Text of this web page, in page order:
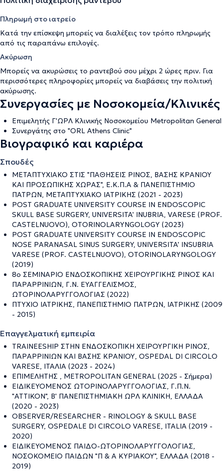
Πληρωμή στο ιατρείο
Κατά την επίσκεψη μπορείς να διαλέξεις τον τρόπο πληρωμής
από τις παραπάνω επιλογές.
Ακύρωση
Μπορείς να ακυρώσεις το ραντεβού σου μέχρι 2 ώρες πριν. Για
περισσότερες πληροφορίες μπορείς να διαβάσεις την πολιτική
ακύρωσης.
Συνεργασίες με Νοσοκομεία/Κλινικές
Επιμελητής Γ'ΩΡΛ Κλινικής Νοσοκομείου Metropolitan General
Συνεργάτης στο "ORL Athens Clinic"
Βιογραφικό και καριέρα
Σπουδές
ΜΕΤΑΠΤΥΧΙΑΚΟ ΣΤΙΣ "ΠΑΘΗΣΕΙΣ ΡΙΝΟΣ, ΒΑΣΗΣ ΚΡΑΝΙΟΥ
ΚΑΙ ΠΡΟΣΩΠΙΚΗΣ ΧΩΡΑΣ", Ε.Κ.Π.Α & ΠΑΝΕΠΙΣΤΗΜΙΟ
ΠΑΤΡΩΝ, ΜΕΤΑΠΤΥΧΙΑΚΟ ΙΑΤΡΙΚΗΣ (2021 - 2023)
POST GRADUATE UNIVERSITY COURSE IN ENDOSCOPIC
SKULL BASE SURGERY, UNIVERSITA' INUBRIA, VARESE (PROF.
CASTELNUOVO), OTORINOLARYNGOLOGY (2023)
POST GRADUATE UNIVERSITY COURSE IN ENDOSCOPIC
NOSE PARANASAL SINUS SURGERY, UNIVERSITA' INSUBRIA
VARESE (PROF. CASTELNUOVO), OTORINOLARYNGOLOGY
(2019)
8o ΣΕΜΙΝΑΡΙΟ ΕΝΔΟΣΚΟΠΙΚΗΣ ΧΕΙΡΟΥΡΓΙΚΗΣ ΡΙΝΟΣ ΚΑΙ
ΠΑΡΑΡΡΙΝΙΩΝ, Γ.Ν. ΕΥΑΓΓΕΛΙΣΜΟΣ,
ΩΤΟΡΙΝΟΛΑΡΥΓΓΟΛΟΓΙΑΣ (2022)
ΠΤΥΧΙΟ ΙΑΤΡΙΚΗΣ, ΠΑΝΕΠΙΣΤΗΜΙΟ ΠΑΤΡΩΝ, ΙΑΤΡΙΚΗΣ (2009
- 2015)
Επαγγελματική εμπειρία
TRAINEESHIP ΣΤΗΝ ΕΝΔΟΣΚΟΠΙΚΗ ΧΕΙΡΟΥΡΓΙΚΗ ΡΙΝΟΣ,
ΠΑΡΑΡΡΙΝΙΩΝ ΚΑΙ ΒΑΣΗΣ ΚΡΑΝΙΟΥ, OSPEDAL DI CIRCOLO
VARESE, ΙΤΑΛΙΑ (2023 - 2024)
ΕΠΙΜΕΛΗΤΗΣ , METROPOLITAN GENERAL (2025 - Σήμερα)
ΕΙΔΙΚΕΥΟΜΕΝΟΣ ΩΤΟΡΙΝΟΛΑΡΥΓΓΟΛΟΓΙΑΣ, Γ.Π.Ν.
"ΑΤΤΙΚΟΝ", Β' ΠΑΝΕΠΙΣΤΗΜΙΑΚΗ ΩΡΛ ΚΛΙΝΙΚΗ, ΕΛΛΑΔΑ
(2020 - 2023)
OBSERVER/RESEARCHER - RINOLOGY & SKULL BASE
SURGERY, OSPEDALE DI CIRCOLO VARESE, ITALIA (2019 -
2020)
ΕΙΔΙΚΕΥΟΜΕΝΟΣ ΠΑΙΔΟ-ΩΤΟΡΙΝΟΛΑΡΥΓΓΟΛΟΓΙΑΣ,
ΝΟΣΟΚΟΜΕΙΟ ΠΑΙΔΩΝ "Π & Α ΚΥΡΙΑΚΟΥ", ΕΛΛΑΔΑ (2018 -
2019)